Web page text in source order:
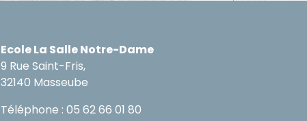
Ecole La Salle Notre-Dame
9 Rue Saint-Fris,
32140 Masseube
Téléphone : 05 62 66 01 80